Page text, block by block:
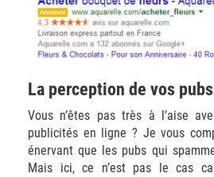
La perception de vos
Vous n’êtes pas très à l’aise
publicités en ligne ? Je vous
énervant que les pubs qui
Mais ici, ce n’est pas le cas